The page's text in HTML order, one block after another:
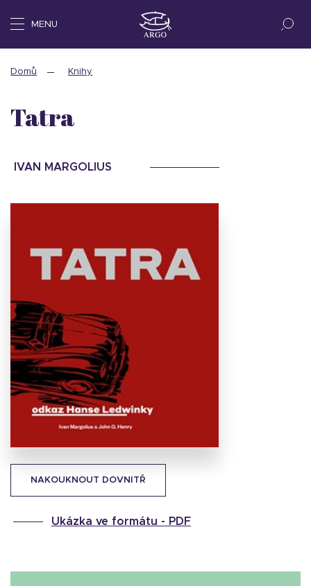
MENU
Domů Knihy
NAKOUKNOUT DOVNITŘ
Ukázka ve formátu - PDF
Tatra
IVAN MARGOLIUS